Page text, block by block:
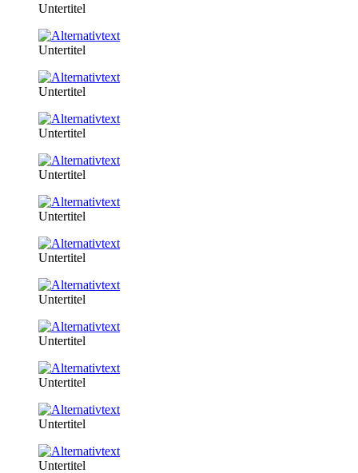
Untertitel
Untertitel
Untertitel
Untertitel
Untertitel
Untertitel
Untertitel
Untertitel
Untertitel
Untertitel
Untertitel
Untertitel